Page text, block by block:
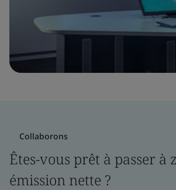
Collaborons
Êtes-vous prêt à passer à
émission nette ?